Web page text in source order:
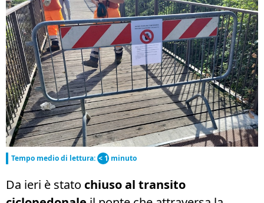
Tempo medio di lettura: < 1 minuto
Da ieri è stato chiuso al transito